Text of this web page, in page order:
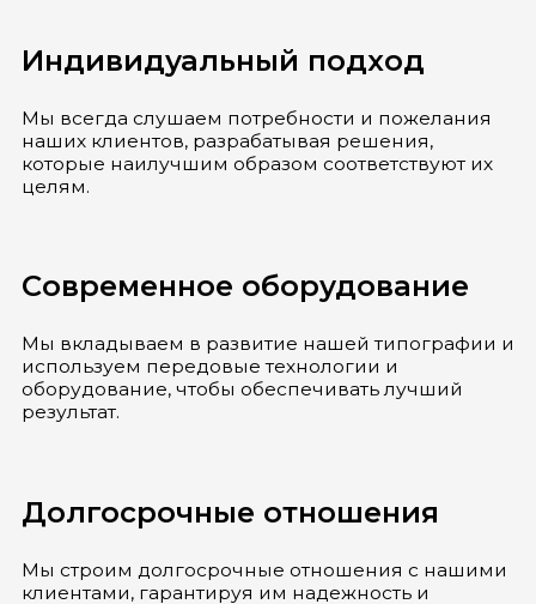
Индивидуальный подход
Мы всегда слушаем потребности и пожелания
наших клиентов, разрабатывая решения,
которые наилучшим образом соответствуют их
целям.
Современное оборудование
Мы вкладываем в развитие нашей типографии и
используем передовые технологии и
оборудование, чтобы обеспечивать лучший
результат.
Долгосрочные отношения
Мы строим долгосрочные отношения с нашими
клиентами, гарантируя им надежность и